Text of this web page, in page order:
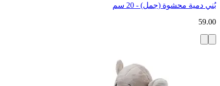
بُني دمية محشوة (جمل) - 20 سم
59.00